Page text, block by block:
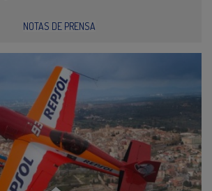
NOTAS DE PRENSA